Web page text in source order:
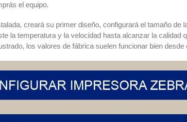
el equipo.
creará su primer diseño, configurará el tamaño de
la temperatura y la velocidad hasta alcanzar la calidad
los valores de fábrica suelen funcionar bien desde